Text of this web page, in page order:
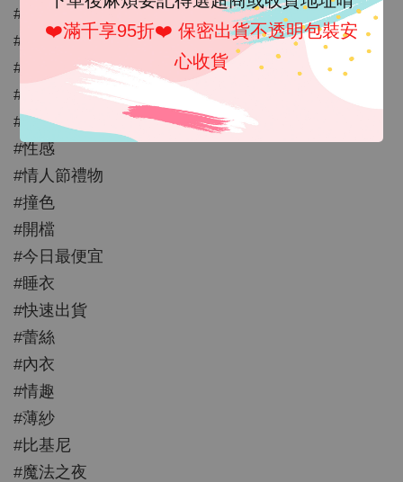
❤️滿千享95折❤️ 保密出貨不透明包裝安
心收貨
#三點式
#刺繡
#歐美
#情趣內衣
#情趣睡衣
#性感
#情人節禮物
#撞色
#開檔
#今日最便宜
#睡衣
#快速出貨
#蕾絲
#內衣
#情趣
#薄紗
#比基尼
#魔法之夜